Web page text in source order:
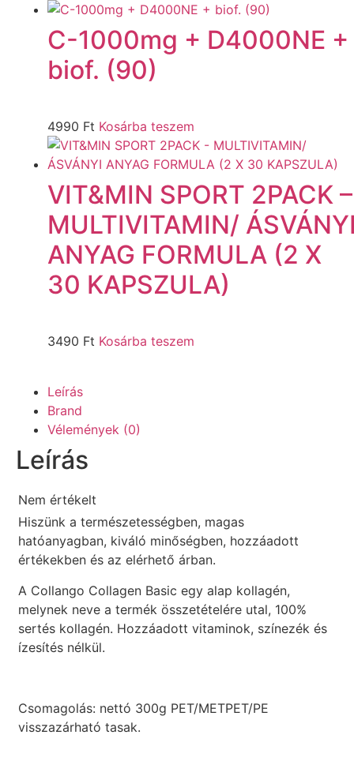
C-1000mg + D4000NE +
biof. (90)
4990 Ft Kosárba teszem
VIT&MIN SPORT 2PACK –
MULTIVITAMIN/
ANYAG FORMULA (2 X
30 KAPSZULA)
3490 Ft Kosárba teszem
Leírás
Brand
Vélemények (0)
Leírás
Nem értékelt
Hiszünk a természetességben, magas
hatóanyagban, kiváló minőségben, hozzáadott
értékekben és az elérhető árban.
A Collango Collagen Basic egy alap kollagén,
melynek neve a termék összetételére utal, 100%
sertés kollagén. Hozzáadott vitaminok, színezék és
ízesítés nélkül.
Csomagolás: nettó 300g PET/METPET/PE
visszazárható tasak.